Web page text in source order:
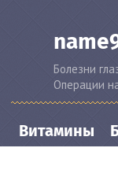
Болезни
Операции
Витамины